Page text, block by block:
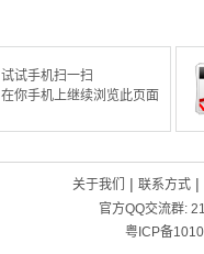
试试手机扫一扫
在你手机上继续浏览此页面
关于我们 | 联系方式|
官方QQ交流群:
粤ICP备